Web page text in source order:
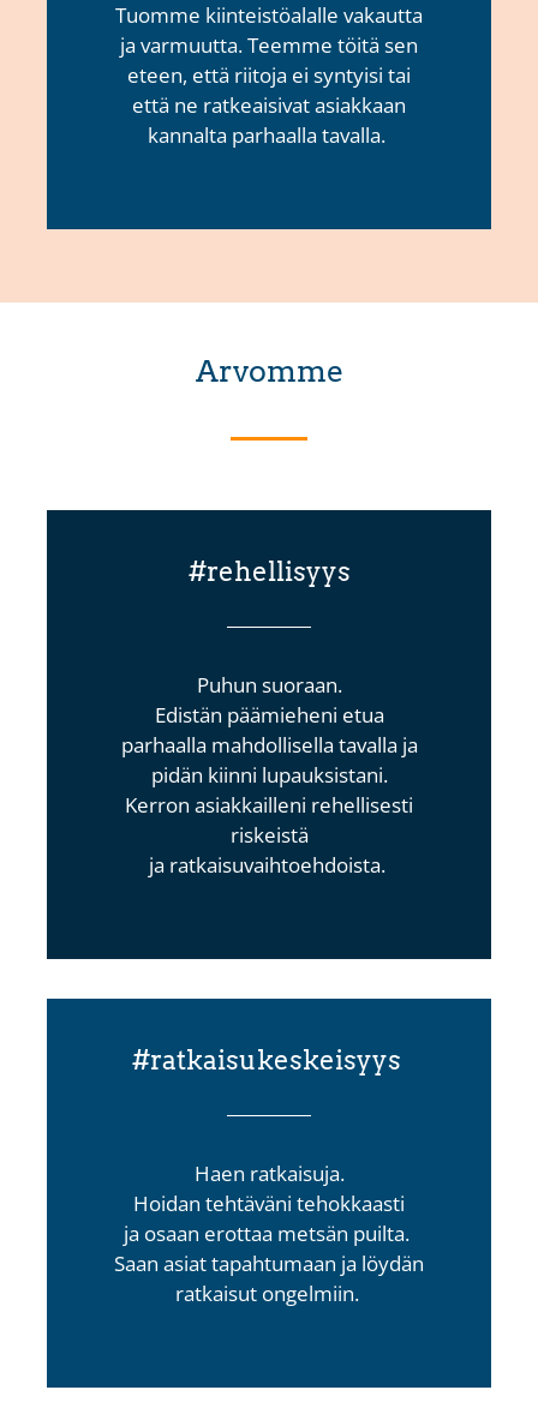
Tuomme kiinteistöalalle vakautta
ja varmuutta. Teemme töitä sen
eteen, että riitoja ei syntyisi tai
että ne ratkeaisivat asiakkaan
kannalta parhaalla tavalla.
Arvomme
#rehellisyys
Puhun suoraan.
Edistän päämieheni etua
parhaalla mahdollisella tavalla ja
pidän kiinni lupauksistani.
Kerron asiakkailleni rehellisesti
riskeistä
ja ratkaisuvaihtoehdoista.
#ratkaisukeskeisyys
Haen ratkaisuja.
Hoidan tehtäväni tehokkaasti
ja osaan erottaa metsän puilta.
Saan asiat tapahtumaan ja löydän
ratkaisut ongelmiin.